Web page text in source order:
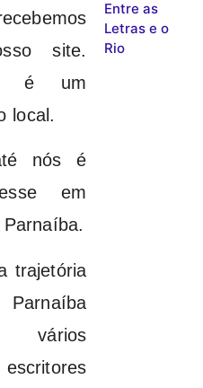
site.
é um
local.
nós é
em
trajetória
vários
Entre as
Letras e o
Rio